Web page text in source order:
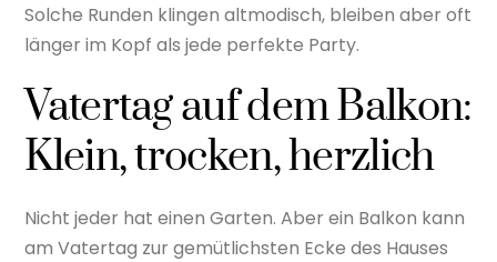
Solche Runden klingen altmodisch, bleiben aber oft
länger im Kopf als jede perfekte Party.
Vatertag auf dem Balkon:
Klein, trocken, herzlich
Nicht jeder hat einen Garten. Aber ein Balkon kann
am Vatertag zur gemütlichsten Ecke des Hauses